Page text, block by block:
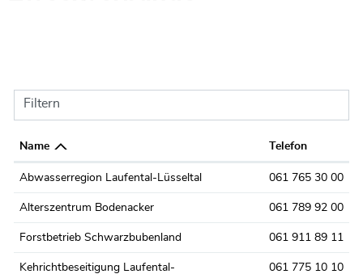
Filtern
Name Telefon
Abwasserregion Laufental-Lüsseltal 061 765 30 00
Alterszentrum Bodenacker 061 789 92 00
Forstbetrieb Schwarzbubenland 061 911 89 11
Kehrichtbeseitigung Laufental-
061 775 10 10